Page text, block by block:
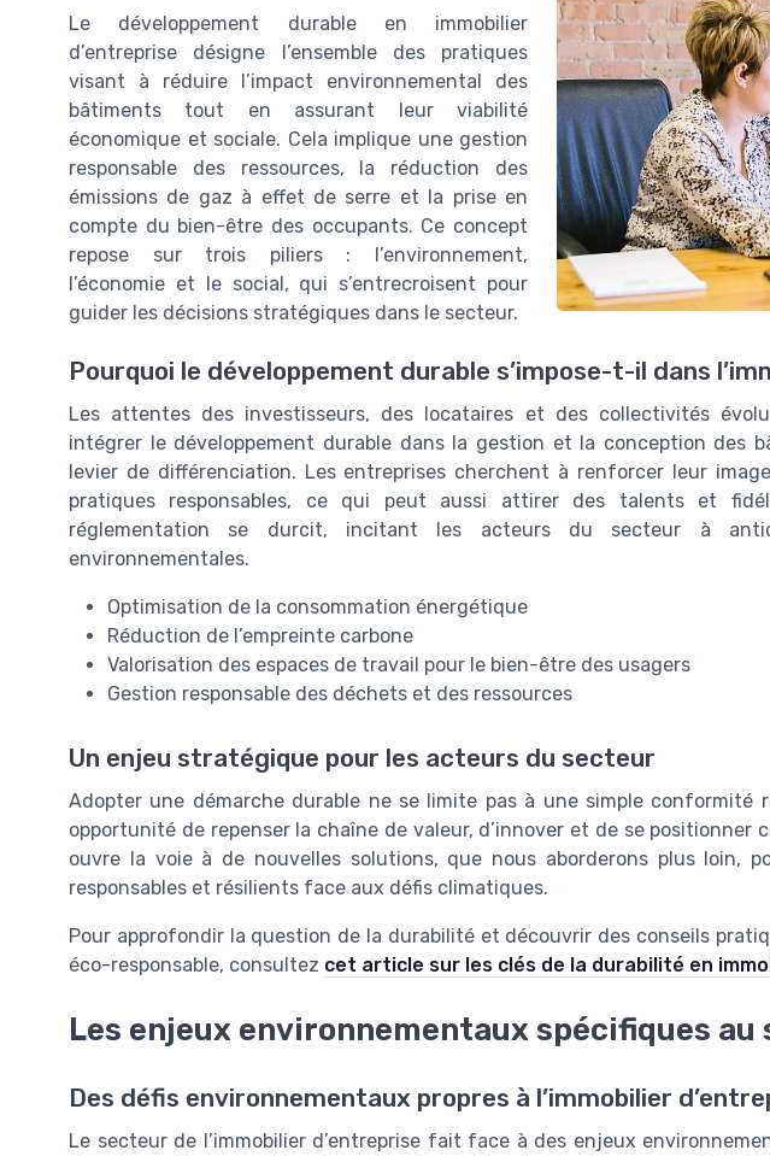
Le développement durable en immobilier
d’entreprise désigne l’ensemble des pratiques
visant à réduire l’impact environnemental des
bâtiments tout en assurant leur viabilité
économique et sociale. Cela implique une gestion
responsable des ressources, la réduction des
émissions de gaz à effet de serre et la prise en
compte du bien-être des occupants. Ce concept
repose sur trois piliers : l’environnement,
l’économie et le social, qui s’entrecroisent pour
guider les décisions stratégiques dans le secteur.
Pourquoi le développement durable s’impose-t-il dans
Les attentes des investisseurs, des locataires et des collectivités
intégrer le développement durable dans la gestion et la conception des
levier de différenciation. Les entreprises cherchent à renforcer leur
pratiques responsables, ce qui peut aussi attirer des talents et
réglementation se durcit, incitant les acteurs du secteur à
environnementales.
Optimisation de la consommation énergétique
Réduction de l’empreinte carbone
Valorisation des espaces de travail pour le bien-être des usagers
Gestion responsable des déchets et des ressources
Un enjeu stratégique pour les acteurs du secteur
Adopter une démarche durable ne se limite pas à une simple conformité
opportunité de repenser la chaîne de valeur, d’innover et de se positionner
ouvre la voie à de nouvelles solutions, que nous aborderons plus loin,
responsables et résilients face aux défis climatiques.
Pour approfondir la question de la durabilité et découvrir des conseils
éco-responsable, consultez cet article sur les clés de la durabilité en
Les enjeux environnementaux spécifiques au
Des défis environnementaux propres à l’immobilier
Le secteur de l’immobilier d’entreprise fait face à des enjeux